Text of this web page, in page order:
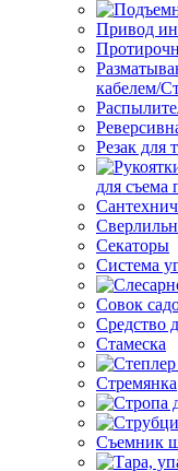
Привод
кабелем/
Резак для
для съема
Секаторы
Система
Совок
Средство
Стамеска
Стремянка
Съемник